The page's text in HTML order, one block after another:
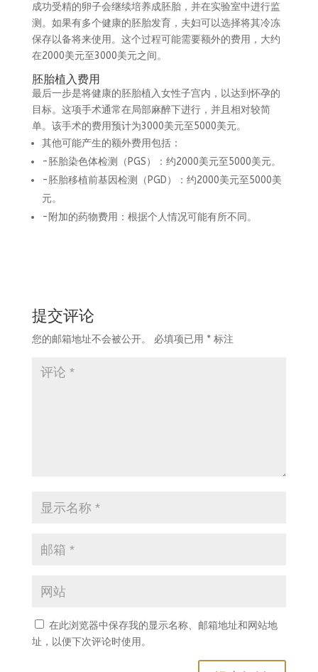
成功受精的卵子会继续培养成胚胎，并在实验室中进行监
测。如果有多个健康的胚胎发育，夫妇可以选择将其冷冻
保存以备将来使用。这个过程可能需要额外的费用，大约
在2000美元至3000美元之间。
胚胎植入费用
最后一步是将健康的胚胎植入女性子宫内，以达到怀孕的
目标。这项手术通常在局部麻醉下进行，并且相对较简
单。该手术的费用预计为3000美元至5000美元。
其他可能产生的额外费用包括：
-胚胎染色体检测（PGS）：约2000美元至5000美元。
-胚胎移植前基因检测（PGD）：约2000美元至5000美
元。
-附加的药物费用：根据个人情况可能有所不同。
提交评论
您的邮箱地址不会被公开。 必填项已用 *标注
在此浏览器中保存我的显示名称、邮箱地址和网站地
址，以便下次评论时使用。